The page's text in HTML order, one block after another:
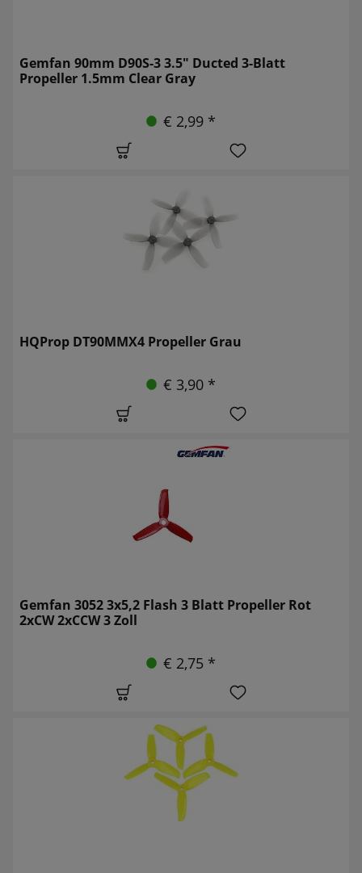
Gemfan 90mm D90S-3 3.5" Ducted 3-Blatt
Propeller 1.5mm Clear Gray
€ 2,99 *
HQProp DT90MMX4 Propeller Grau
€ 3,90 *
Gemfan 3052 3x5,2 Flash 3 Blatt Propeller Rot
2xCW 2xCCW 3 Zoll
€ 2,75 *